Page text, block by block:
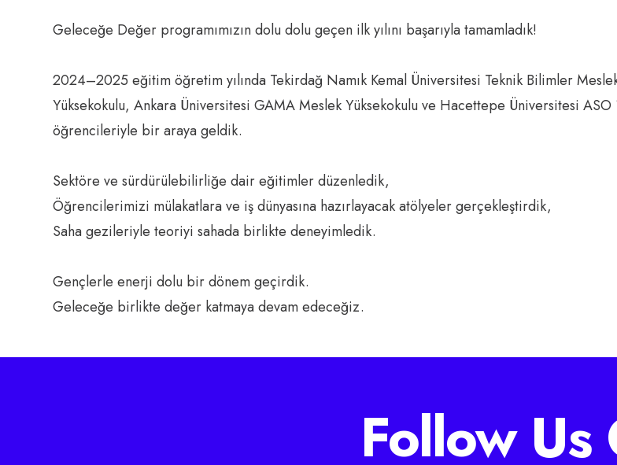
Geleceğe Değer programımızın dolu dolu geçen ilk yılını başarıyla tamamladık!
2024–2025 eğitim öğretim yılında Tekirdağ Namık Kemal Üniversitesi Teknik Bilimler
Yüksekokulu, Ankara Üniversitesi GAMA Meslek Yüksekokulu ve Hacettepe Üniversitesi
öğrencileriyle bir araya geldik.
Sektöre ve sürdürülebilirliğe dair eğitimler düzenledik,
Öğrencilerimizi mülakatlara ve iş dünyasına hazırlayacak atölyeler gerçekleştirdik,
Saha gezileriyle teoriyi sahada birlikte deneyimledik.
Gençlerle enerji dolu bir dönem geçirdik.
Geleceğe birlikte değer katmaya devam edeceğiz.
Follow